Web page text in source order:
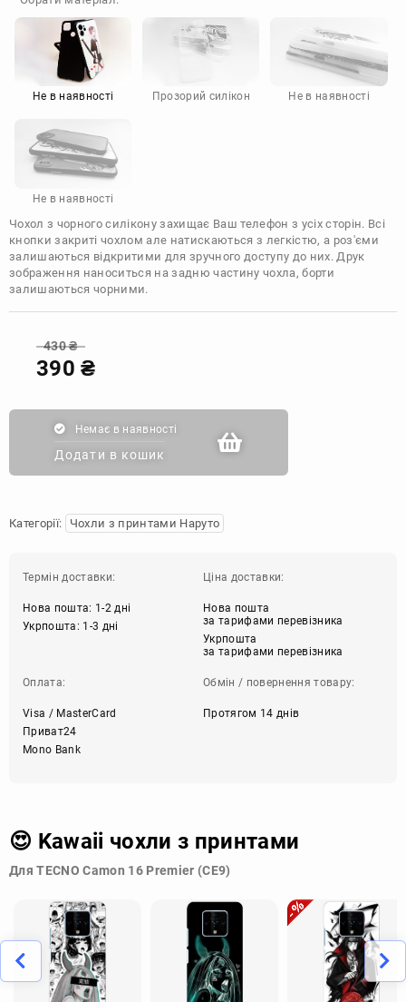
Doogee
Infinix
Sony
Motorola
Не в наявності Прозорий силікон Не в наявності
Не в наявності
Чохол з чорного силікону захищає Ваш телефон з усіх сторін. Всі
кнопки закриті чохлом але натискаються з легкістю, а роз'єми
залишаються відкритими для зручного доступу до них. Друк
зображення наноситься на задню частину чохла, борти
залишаються чорними.
430₴
390₴
Немає в наявності
Додати в кошик
Категорії: Чохли з принтами Наруто
Термін доставки:
Нова пошта: 1-2 дні
Укрпошта: 1-3 дні
Ціна доставки:
Нова пошта
за тарифами перевізника
Укрпошта
за тарифами перевізника
Оплата:
Visa / MasterCard
Приват24
Mono Bank
Обмін / повернення товару:
Протягом 14 днів
😍 Kawaii чохли з принтами
Для TECNO Camon 16 Premier (CE9)